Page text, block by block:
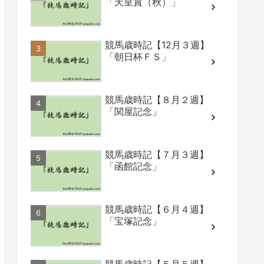
競馬歳時記【12月３週】
「朝日杯ＦＳ」
競馬歳時記【８月２週】
「関屋記念」
競馬歳時記【７月３週】
「函館記念」
競馬歳時記【６月４週】
「宝塚記念」